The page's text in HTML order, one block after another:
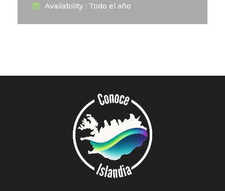
Availability : Todo el año